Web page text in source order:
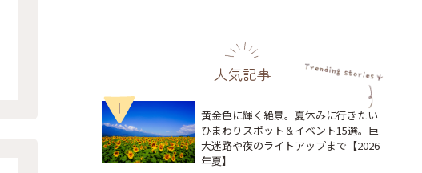
人気記事
1
黄金色に輝く絶景。夏休みに行きたい
ひまわりスポット＆イベント15選。巨
大迷路や夜のライトアップまで【2026
年夏】